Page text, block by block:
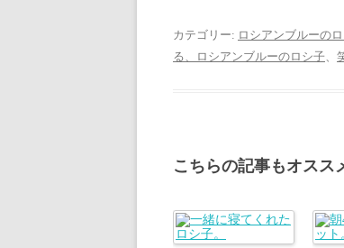
カテゴリー: ロシアンブルーの
る、ロシアンブルーのロシ子、
こちらの記事もオスス